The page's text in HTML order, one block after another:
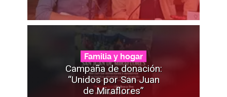
Familia y hogar
Campaña de donación:
“Unidos por San Juan
de Miraflores”